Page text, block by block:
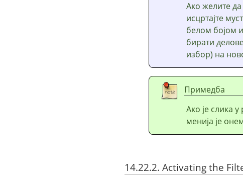
Ако желите
исцртајте
белом бојом
бирати
избор) на
Примедба
Ако је слика
менија је
14.22.2. Activating the